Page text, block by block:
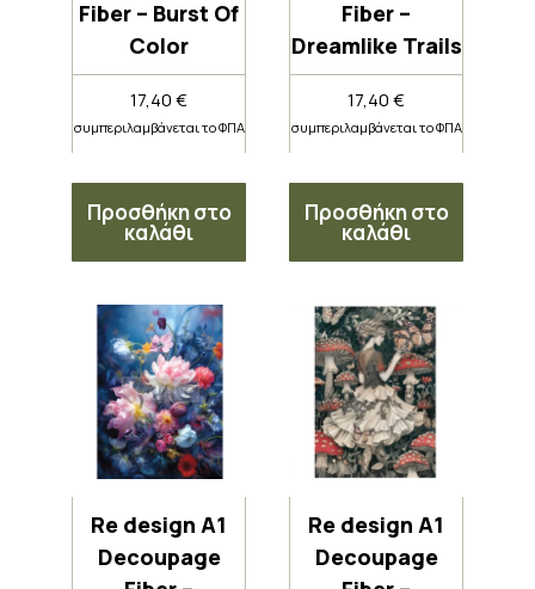
Fiber – Burst Of
Color
17,40€
συμπεριλαμβάνεται το ΦΠΑ
Προσθήκη στο
καλάθι
Fiber –
Dreamlike Trails
17,40€
συμπεριλαμβάνεται το ΦΠΑ
Προσθήκη στο
καλάθι
Re design A1
Decoupage
Re design A1
Decoupage